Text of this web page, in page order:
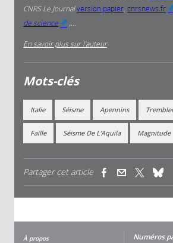
CNRS Le Journalversion papier cnrsnews.fr
de science
,...
En savoir plus sur l'auteur
Mots-clés
Italie Séisme Apennins
Faille Séisme De L’Aquila Magnitude
Partager cet article (link is (link
À propos
Numéros